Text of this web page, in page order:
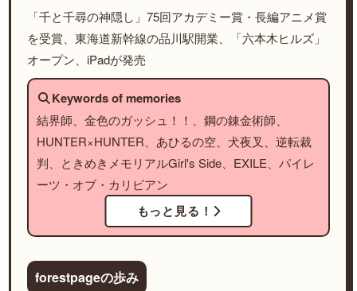
「千と千尋の神隠し」75回アカデミー賞・長編アニメ賞
を受賞、東海道新幹線の品川駅開業、「六本木ヒルズ」
オープン、iPadが発売
Keywords of memories
結界師、金色のガッシュ！！、鋼の錬金術師、
HUNTER×HUNTER、あひるの空、犬夜叉、逆転裁
判、ときめきメモリアルGirl's Side、EXILE、パイレ
ーツ・オブ・カリビアン
もっと見る！
forestpageの歩み